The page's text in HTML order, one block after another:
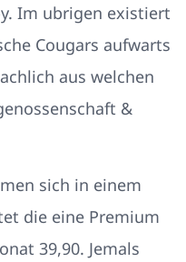
Im ubrigen existiert
Cougars aufwarts
aus welchen
&
sich in einem
die eine Premium
39,90. Jemals